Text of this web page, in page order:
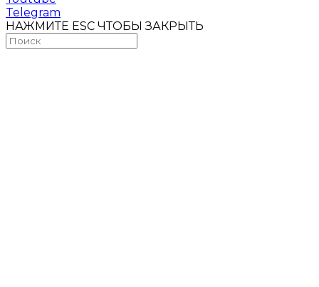
Telegram
НАЖМИТЕ ESC ЧТОБЫ ЗАКРЫТЬ